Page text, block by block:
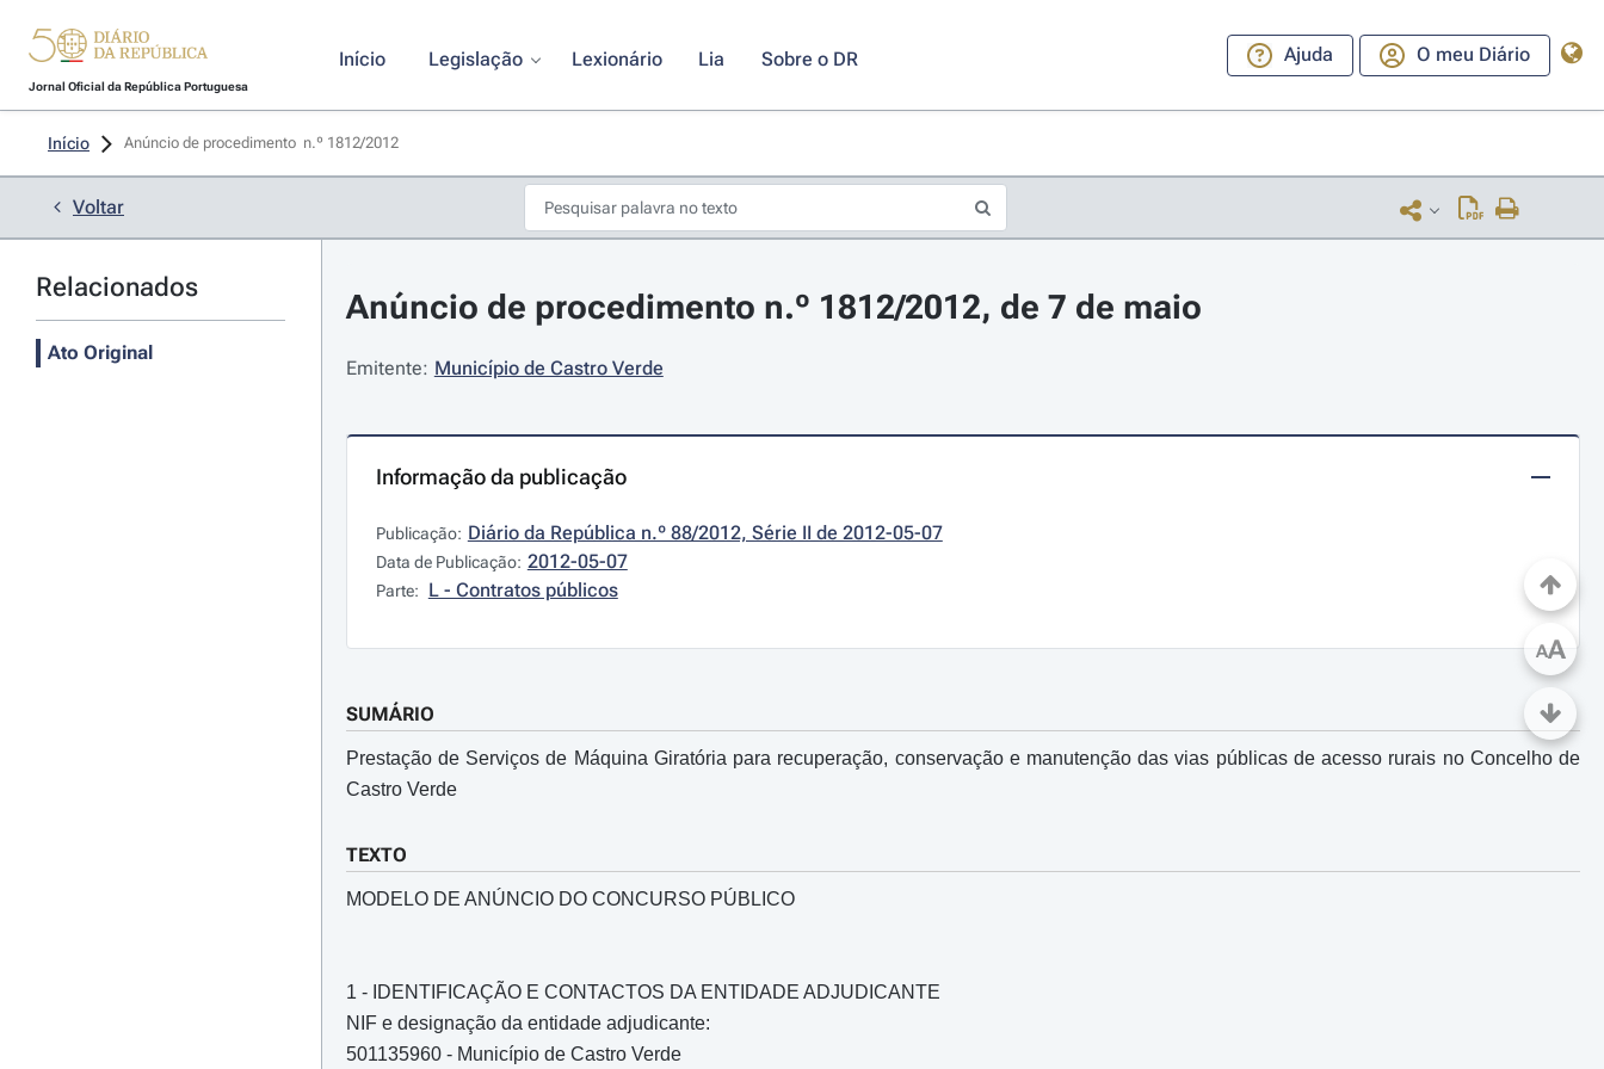
Jornal Oficial da República Portuguesa
Início Legislação Lexionário Lia Sobre o DR Ajuda O meu Diário
Início Anúncio de procedimento  n.º 1812/2012
Voltar
Relacionados
Ato Original
Anúncio de procedimento n.º 1812/2012, de 7 de maio
Emitente: Município de Castro Verde
Informação da publicação
Publicação: Diário da República n.º 88/2012, Série II de 2012-05-07
Data de Publicação: 2012-05-07
Parte: L - Contratos públicos
SUMÁRIO
Prestação de Serviços de Máquina Giratória para recuperação, conservação e manutenção das vias públicas de acesso rurais no Concelho de
Castro Verde
TEXTO
MODELO DE ANÚNCIO DO CONCURSO PÚBLICO
1 - IDENTIFICAÇÃO E CONTACTOS DA ENTIDADE ADJUDICANTE
NIF e designação da entidade adjudicante:
501135960 - Município de Castro Verde
AA